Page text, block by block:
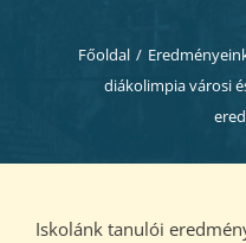
Főoldal /
diákolimpia városi
Iskolánk tanulói